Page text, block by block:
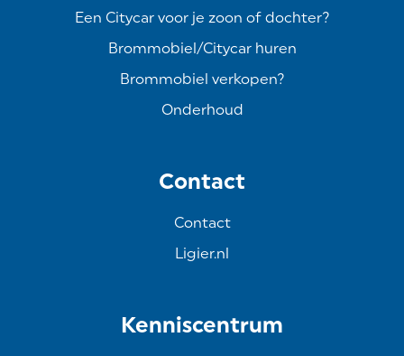
Een Citycar voor je zoon of dochter?
Brommobiel/Citycar huren
Brommobiel verkopen?
Onderhoud
Contact
Contact
Ligier.nl
Kenniscentrum